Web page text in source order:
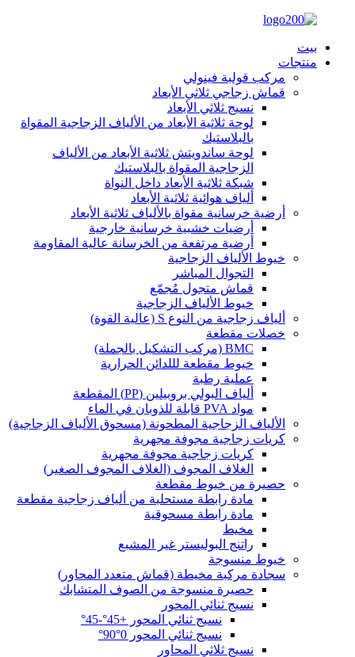
بيت
منتجات
مركب قولبة فينولي
قماش زجاجي ثلاثي الأبعاد
نسيج ثلاثي الأبعاد
لوحة ثلاثية الأبعاد من الألياف الزجاجية المقواة
بالبلاستيك
لوحة ساندويتش ثلاثية الأبعاد من الألياف
الزجاجية المقواة بالبلاستيك
شبكة ثلاثية الأبعاد داخل النواة
ألياف هوائية ثلاثية الأبعاد
أرضية خرسانية مقواة بالألياف ثلاثية الأبعاد
أرضيات خشبية خرسانية خارجية
أرضية مرتفعة من الخرسانة عالية المقاومة
خيوط الألياف الزجاجية
التجوال المباشر
قماش متجول مُجمّع
خيوط الألياف الزجاجية
ألياف زجاجية من النوع S (عالية القوة)
خصلات مقطعة
BMC (مركب التشكيل بالجملة)
خيوط مقطعة لللدائن الحرارية
عملية رطبة
ألياف البولي بروبيلين (PP) المقطعة
مواد PVA قابلة للذوبان في الماء
الألياف الزجاجية المطحونة (مسحوق الألياف الزجاجية)
كريات زجاجية مجوفة مجهرية
كريات زجاجية مجوفة مجهرية
الغلاف المجوف (الغلاف المجوف الصغير)
حصيرة من خيوط مقطعة
مادة رابطة مستحلبة من ألياف زجاجية مقطعة
مادة رابطة مسحوقية
مخيط
راتنج البوليستر غير المشبع
خيوط منسوجة
سجادة مركبة مخيطة (قماش متعدد المحاور)
حصيرة منسوجة من الصوف المتشابك
نسيج ثنائي المحور
نسيج ثنائي المحور +45°-45°
نسيج ثنائي المحور 0°90°
نسيج ثلاثي المحاور